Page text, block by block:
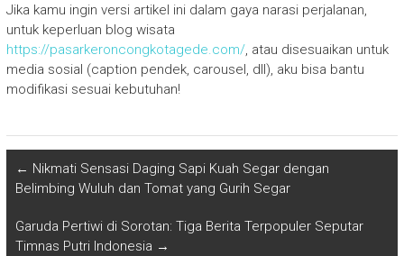
Jika kamu ingin versi artikel ini dalam gaya narasi perjalanan,
untuk keperluan blog wisata
https://pasarkeroncongkotagede.com/, atau disesuaikan untuk
media sosial (caption pendek, carousel, dll), aku bisa bantu
modifikasi sesuai kebutuhan!
← Nikmati Sensasi Daging Sapi Kuah Segar dengan
Belimbing Wuluh dan Tomat yang Gurih Segar
Garuda Pertiwi di Sorotan: Tiga Berita Terpopuler Seputar
Timnas Putri Indonesia →